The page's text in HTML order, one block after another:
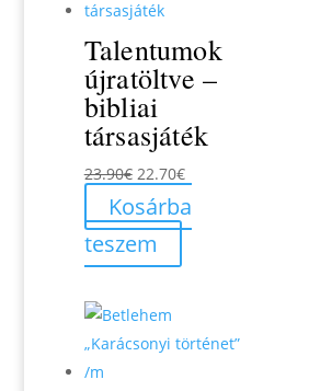
Talentumok
újratöltve –
bibliai
társasjáték
23.90€ Original
price
was:
23.90€.
22.70€Current
price
is:
Kosárba
teszem